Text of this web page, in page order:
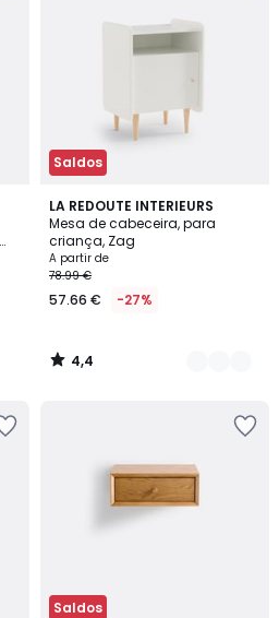
Saldos
LA REDOUTE INTERIEURS
Mesa de cabeceira, para
criança, Zag
A partir de
78.99 €
57.66 € -27%
4,4
/ 5
2
Cores
4,4
/
Saldos